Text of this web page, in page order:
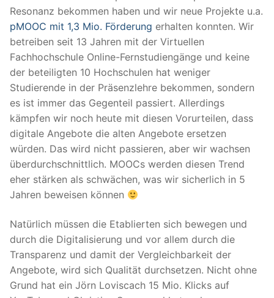
Resonanz bekommen haben und wir neue Projekte u.a.
pMOOC mit 1,3 Mio. Förderung erhalten konnten. Wir
betreiben seit 13 Jahren mit der Virtuellen
Fachhochschule Online-Fernstudiengänge und keine
der beteiligten 10 Hochschulen hat weniger
Studierende in der Präsenzlehre bekommen, sondern
es ist immer das Gegenteil passiert. Allerdings
kämpfen wir noch heute mit diesen Vorurteilen, dass
digitale Angebote die alten Angebote ersetzen
würden. Das wird nicht passieren, aber wir wachsen
überdurchschnittlich. MOOCs werden diesen Trend
eher stärken als schwächen, was wir sicherlich in 5
Jahren beweisen können
Natürlich müssen die Etablierten sich bewegen und
durch die Digitalisierung und vor allem durch die
Transparenz und damit der Vergleichbarkeit der
Angebote, wird sich Qualität durchsetzen. Nicht ohne
Grund hat ein Jörn Loviscach 15 Mio. Klicks auf